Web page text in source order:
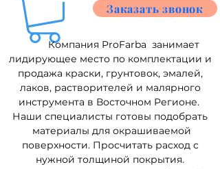
Заказать звонок
Компания ProFarba занимает
лидирующее место по комплектации и
продажа краски, грунтовок, эмалей,
лаков, растворителей и малярного
инструмента в Восточном Регионе.
Наши специалисты готовы подобрать
материалы для окрашиваемой
поверхности. Просчитать расход с
нужной толщиной покрытия.